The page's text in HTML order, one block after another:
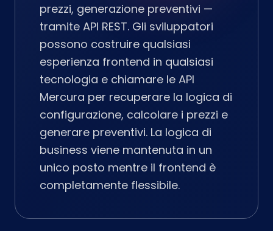
prezzi, generazione preventivi —
tramite API REST. Gli sviluppatori
possono costruire qualsiasi
esperienza frontend in qualsiasi
tecnologia e chiamare le API
Mercura per recuperare la logica di
configurazione, calcolare i prezzi e
generare preventivi. La logica di
business viene mantenuta in un
unico posto mentre il frontend è
completamente flessibile.